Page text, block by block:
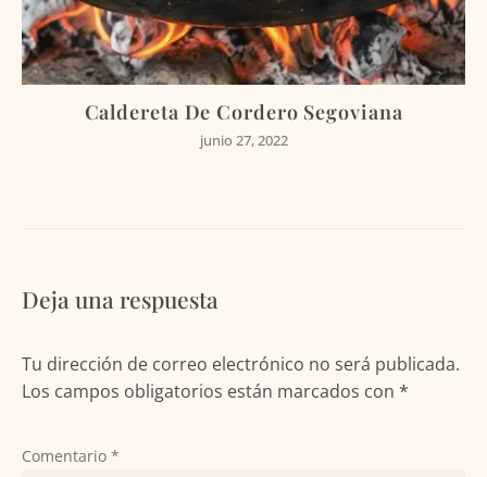
Caldereta De Cordero Segoviana
junio 27, 2022
Deja una respuesta
Tu dirección de correo electrónico no será publicada.
Los campos obligatorios están marcados con *
Comentario *